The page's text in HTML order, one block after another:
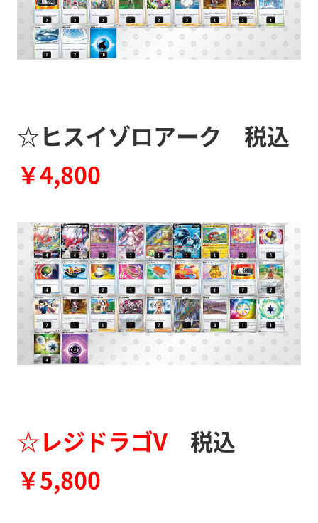
☆ヒスイゾロアーク 税込
￥4,800
☆レジドラゴV税込
￥5,800